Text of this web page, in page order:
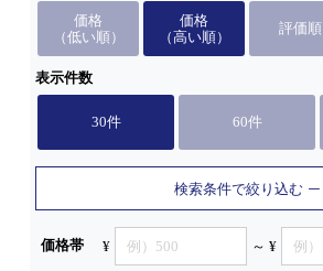
価格
（低い順）
価格
（高い順）
評価順
表示件数
30件 60件
検索条件で絞り込む
価格帯 ¥ ～ ¥